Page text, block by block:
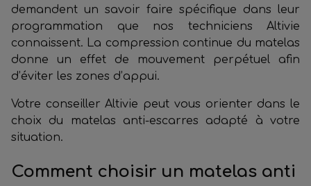
demandent un savoir faire spécifique dans leur
programmation que nos techniciens Altivie
connaissent. La compression continue du matelas
donne un effet de mouvement perpétuel afin
d’éviter les zones d’appui.
Votre conseiller Altivie peut vous orienter dans le
choix du matelas anti-escarres adapté à votre
situation.
Comment choisir un matelas anti